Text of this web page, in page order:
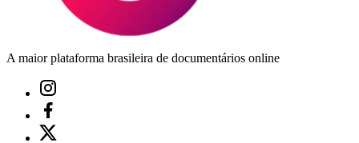
A maior plataforma brasileira de documentários online